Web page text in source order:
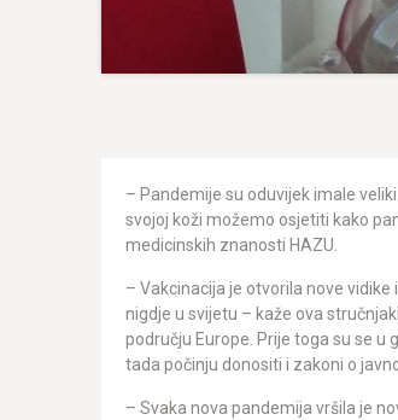
– Pandemije su oduvijek imale
svojoj koži možemo osjetiti kako
medicinskih znanosti HAZU.
– Vakcinacija je otvorila nove
nigdje u svijetu – kaže ova
području Europe. Prije toga su se u
tada počinju donositi i zakoni o
– Svaka nova pandemija vršila je